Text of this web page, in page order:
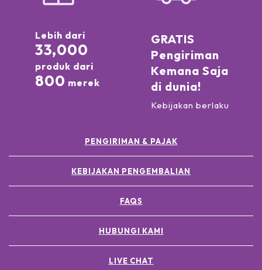
Lebih dari
33,000
produk dari
800 merek
GRATIS
Pengiriman
Kemana Saja
di dunia!
Kebijakan berlaku
PENGIRIMAN & PAJAK
KEBIJAKAN PENGEMBALIAN
FAQS
HUBUNGI KAMI
LIVE CHAT